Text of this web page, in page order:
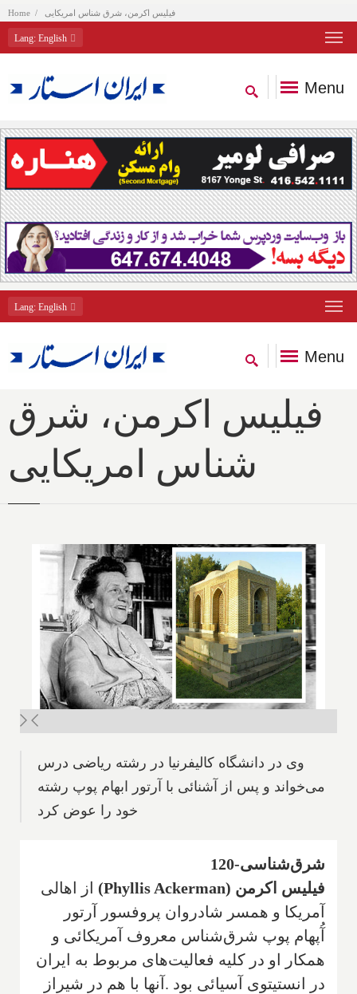
Home فیلیس اکرمن، شرق شناس امریکایی
Lang: English
Menu
Lang: English
Menu
فیلیس اکرمن، شرق
شناس امریکایی
وی در دانشگاه کالیفرنیا در رشته ریاضی درس
می‌خواند و پس از آشنائی با آرتور‌ ابها‌م پوپ‌ رشته
خود را عوض کرد
شرق‌شناسی-120
فیلیس اکرمن (Phyllis Ackerman
) ‌از اهالی
آمریکا‌ و همسر شادروان پروفسور آرتور
آُپهام‌ پوپ‌ شرق‌شناس‌ معروف آمریکا‌ئی‌ و
همکار او در کلیه فعالیت‌های‌ مربوط به ایران
در انستیتوی آسیائی بود . آنها با هم در شیراز